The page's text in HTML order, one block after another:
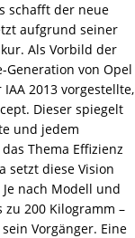
schafft der neue
aufgrund seiner
Als Vorbild der
Generation von Opel
2013 vorgestellte,
Dieser spiegelt
und jedem
Thema Effizienz
setzt diese Vision
nach Modell und
200 Kilogramm –
Vorgänger. Eine